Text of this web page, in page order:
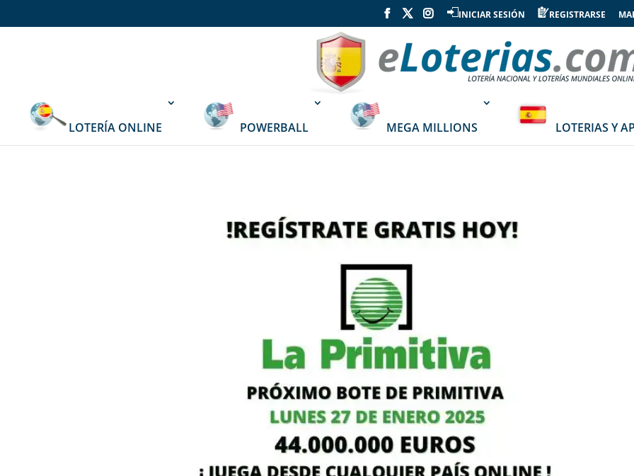
INICIAR SESIÓN REGISTRARSE
LOTERÍA ONLINE POWERBALL MEGA MILLIONS LOTERIAS Y